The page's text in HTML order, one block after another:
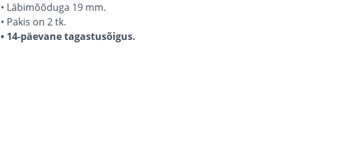
• Läbimõõduga 19 mm.
• Pakis on 2 tk.
• 14-päevane tagastusõigus.